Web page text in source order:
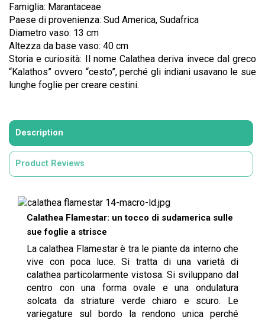
Famiglia: Marantaceae
Paese di provenienza: Sud America, Sudafrica
Diametro vaso: 13 cm
Altezza da base vaso: 40 cm
Storia e curiosità: Il nome Calathea deriva invece dal greco
“Kalathos” ovvero “cesto”, perché gli indiani usavano le sue
lunghe foglie per creare cestini.
Description
Product Reviews
Calathea Flamestar: un tocco di sudamerica sulle
sue foglie a strisce
La calathea Flamestar è tra le piante da interno che
vive con poca luce. Si tratta di una varietà di
calathea particolarmente vistosa. Si sviluppano dal
centro con una forma ovale e una ondulatura
solcata da striature verde chiaro e scuro. Le
variegature sul bordo la rendono unica perché